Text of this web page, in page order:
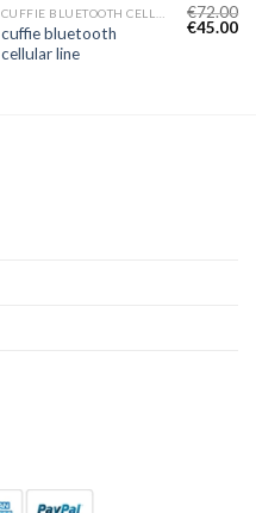
cuffie bluetooth
cellular line
€72.00
€45.00